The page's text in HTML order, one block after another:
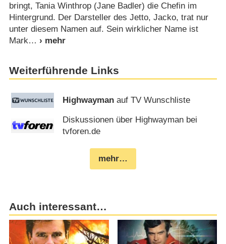
bringt, Tania Winthrop (Jane Badler) die Chefin im
Hintergrund. Der Darsteller des Jetto, Jacko, trat nur
unter diesem Namen auf. Sein wirklicher Name ist
Mark
Weiterführende Links
Highwayman auf TV Wunschliste
Diskussionen über Highwayman bei
tvforen.de
mehr…
Auch interessant…